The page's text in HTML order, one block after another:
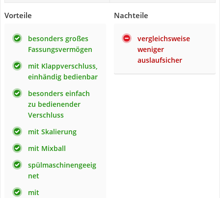
Vorteile
besonders großes
Fassungsvermögen
mit Klappverschluss,
einhändig bedienbar
besonders einfach
zu bedienender
Verschluss
mit Skalierung
mit Mixball
spülmaschinengeeig
net
mit
Nachteile
vergleichsweise
weniger
auslaufsicher